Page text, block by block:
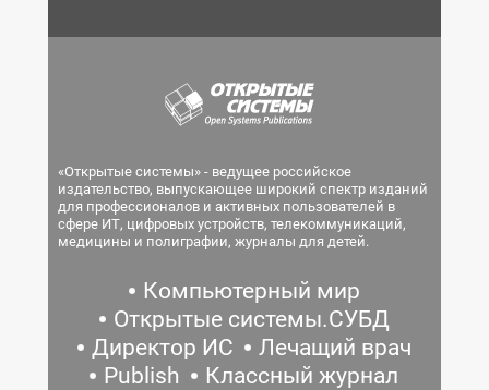
«Открытые системы» - ведущее российское
издательство, выпускающее широкий спектр изданий
для профессионалов и активных пользователей в
сфере ИТ, цифровых устройств, телекоммуникаций,
медицины и полиграфии, журналы для детей.
Компьютерный мир
Открытые системы.СУБД
Директор ИС
Лечащий врач
Publish
Классный журнал